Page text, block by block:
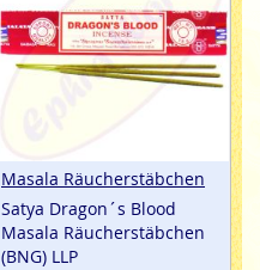
Masala Räucherstäbchen
Satya Dragon´s Blood
Masala Räucherstäbchen
(BNG) LLP